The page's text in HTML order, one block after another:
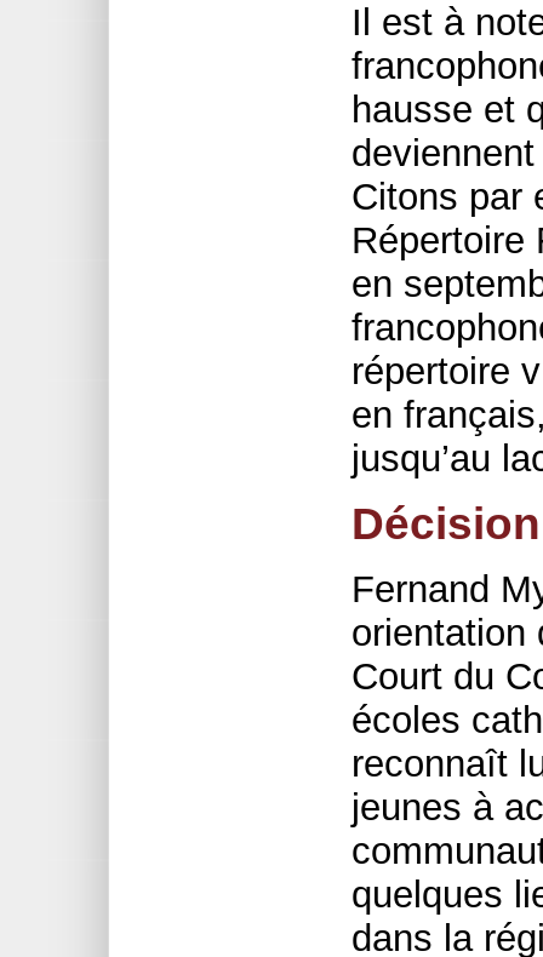
Il est à
hausse et
Citons par
Répertoire
en
répertoire
en
jusqu’au
Fernand
orientation
Court du
écoles
reconnaît
jeunes à
quelques
dans la